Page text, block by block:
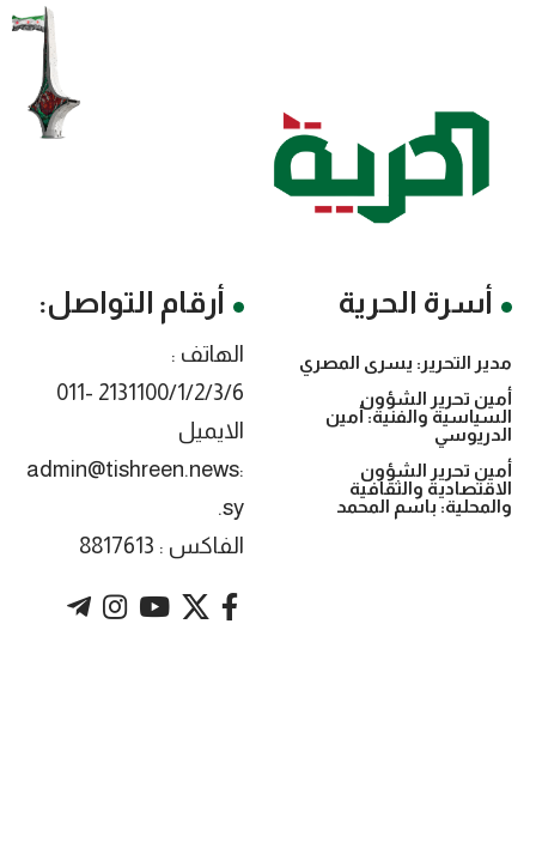
أسرة الحرية
مدير التحرير: يسرى المصري
أمين تحرير الشؤون
السياسية والفنية: أمين
الدريوسي
أمين تحرير الشؤون
الاقتصادية والثقافية
والمحلية: باسم المحمد
أرقام التواصل:
الهاتف :
2131100/1/2/3/6 -011
الايميل
:admin@tishreen.news
.sy
الفاكس : 8817613